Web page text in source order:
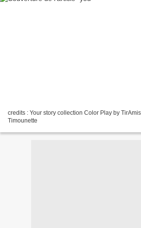
credits : Your story collection Color Play by
Timounette